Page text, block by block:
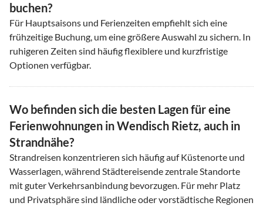
buchen?
Für Hauptsaisons und Ferienzeiten empfiehlt sich eine
frühzeitige Buchung, um eine größere Auswahl zu sichern. In
ruhigeren Zeiten sind häufig flexiblere und kurzfristige
Optionen verfügbar.
Wo befinden sich die besten Lagen für eine
Ferienwohnungen in Wendisch Rietz, auch in
Strandnähe?
Strandreisen konzentrieren sich häufig auf Küstenorte und
Wasserlagen, während Städtereisende zentrale Standorte
mit guter Verkehrsanbindung bevorzugen. Für mehr Platz
und Privatsphäre sind ländliche oder vorstädtische Regionen